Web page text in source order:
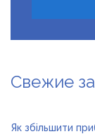
Свежие
Як збільшити